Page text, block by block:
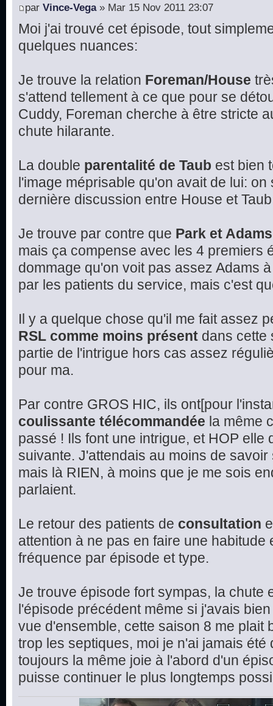
par Vince-Vega» Mar 15 Nov 2011 23:07
Moi j'ai trouvé cet épisode, tout
quelques nuances:
Je trouve la relation Foreman/House
s'attend tellement à ce que pour se
Cuddy, Foreman cherche à être stricte
chute hilarante.
La double parentalité de Taub est bien
l'image méprisable qu'on avait de lui:
dernière discussion entre House et
Je trouve par contre que Park et Adams
mais ça compense avec les 4 premiers
dommage qu'on voit pas assez Adams
par les patients du service, mais c'est
Il y a quelque chose qu'il me fait assez
RSL comme moins présent dans cette
partie de l'intrigue hors cas assez
pour ma.
Par contre GROS HIC, ils ont[pour
coulissante télécommandée la même
passé ! Ils font une intrigue, et HOP elle
suivante. J'attendais au moins de
mais là RIEN, à moins que je me sois
parlaient.
Le retour des patients de consultation
attention à ne pas en faire une habitude
fréquence par épisode et type.
Je trouve épisode fort sympas, la chute
l'épisode précédent même si j'avais
vue d'ensemble, cette saison 8 me plait
trop les septiques, moi je n'ai jamais
toujours la même joie à l'abord d'un
puisse continuer le plus longtemps